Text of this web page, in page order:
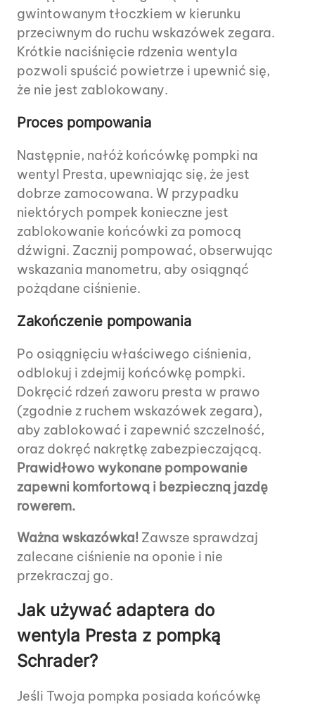
gwintowanym tłoczkiem w kierunku
przeciwnym do ruchu wskazówek zegara.
Krótkie naciśnięcie rdzenia wentyla
pozwoli spuścić powietrze i upewnić się,
że nie jest zablokowany.
Proces pompowania
Następnie, nałóż końcówkę pompki na
wentyl Presta, upewniając się, że jest
dobrze zamocowana. W przypadku
niektórych pompek konieczne jest
zablokowanie końcówki za pomocą
dźwigni. Zacznij pompować, obserwując
wskazania manometru, aby osiągnąć
pożądane ciśnienie.
Zakończenie pompowania
Po osiągnięciu właściwego ciśnienia,
odblokuj i zdejmij końcówkę pompki.
Dokręcić rdzeń zaworu presta w prawo
(zgodnie z ruchem wskazówek zegara),
aby zablokować i zapewnić szczelność,
oraz dokręć nakrętkę zabezpieczającą.
Prawidłowo wykonane pompowanie
zapewni komfortową i bezpieczną jazdę
rowerem.
Ważna wskazówka! Zawsze sprawdzaj
zalecane ciśnienie na oponie i nie
przekraczaj go.
Jak używać adaptera do
wentyla Presta z pompką
Schrader?
Jeśli Twoja pompka posiada końcówkę